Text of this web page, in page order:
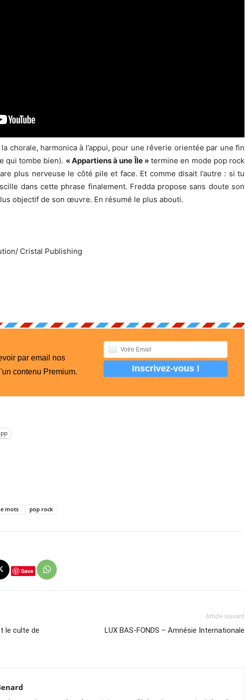
la chorale, harmonica à l’appui, pour une rêverie orientée par une fin
qui tombe bien). « Appartiens à une Île »termine en mode pop rock
plus nerveuse le côté pile et face. Et comme disait l’autre : si tu
dans cette phrase finalement. Fredda propose sans doute son
objectif de son œuvre. En résumé le plus abouti.
Cristal Publishing
par email nos
contenu Premium.
mots pop rock
Save
le culte de
Article suivant
LUX BAS-FONDS – Amnésie Internationale